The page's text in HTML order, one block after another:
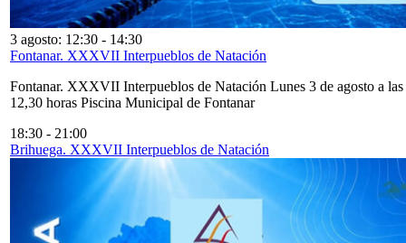
3 agosto: 12:30 - 14:30
Fontanar. XXXVII Interpueblos de Natación
Fontanar. XXXVII Interpueblos de Natación Lunes 3 de agosto a las
12,30 horas Piscina Municipal de Fontanar
18:30 - 21:00
Brihuega. XXXVII Interpueblos de Natación